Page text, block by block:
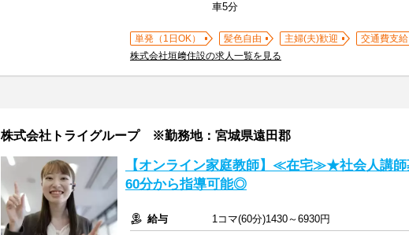
車5分
単発（1日OK） 髪色自由 主婦(夫)歓迎 交通費支給
株式会社垣﨑住設の求人一覧を見る
株式会社トライグループ ※勤務地：宮城県遠田郡
【オンライン家庭教師】≪在宅≫★社会人講
60分から指導可能◎
給与
1コマ(60分)1430～6930円